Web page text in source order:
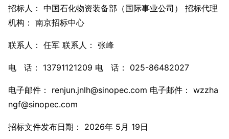
招标人： 中国石化物资装备部（国际事业公司） 招标代理
机构： 南京招标中心
联系人： 任军 联系人： 张峰
电 话： 13791121209 电 话： 025-86482027
电子邮件： renjun.jnlh@sinopec.com 电子邮件： wzzha
ngf@sinopec.com
招标文件发布日期： 2026年 5月 19日